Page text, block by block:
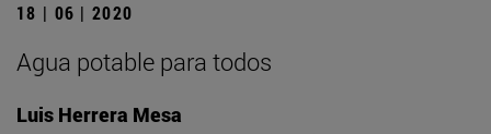
18 | 06 | 2020
Agua potable para todos
Luis Herrera Mesa